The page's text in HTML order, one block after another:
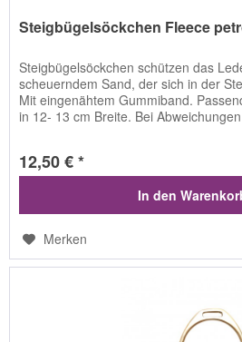
Steigbügelsöckchen Fleece
Steigbügelsöckchen schützen das
scheuerndem Sand, der sich in der
Mit eingenähtem Gummiband.
in 12- 13 cm Breite. Bei
12,50 € *
In den
Merken